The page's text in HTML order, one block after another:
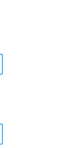
här
här